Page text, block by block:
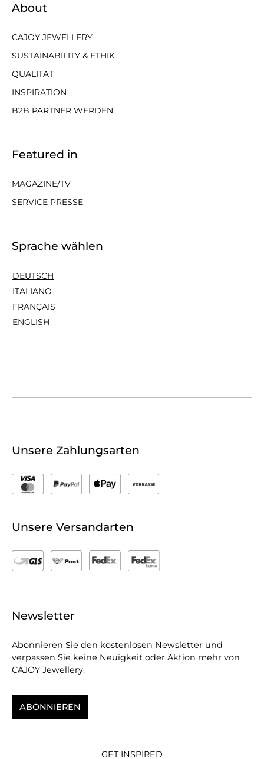
About
CAJOY JEWELLERY
SUSTAINABILITY & ETHIK
QUALITÄT
INSPIRATION
B2B PARTNER WERDEN
Featured in
MAGAZINE/TV
SERVICE PRESSE
Sprache wählen
DEUTSCH
ITALIANO
FRANÇAIS
ENGLISH
Unsere Zahlungsarten
Unsere Versandarten
Newsletter
Abonnieren Sie den kostenlosen Newsletter und
verpassen Sie keine Neuigkeit oder Aktion mehr von
CAJOY Jewellery.
ABONNIEREN
GET INSPIRED